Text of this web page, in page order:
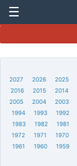
☰
2027
2026 2025
2016
2015 2014
2005
2004 2003
1994
1993 1992
1983
1982 1981
1972
1971 1970
1961
1960 1959